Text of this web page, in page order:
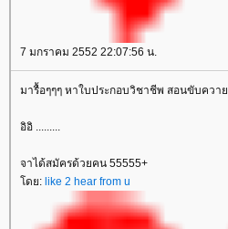
7 มกราคม 2552 22:07:56 น.
มารื้อๆๆๆ หาใบประกอบวิชาชีพ สอนขับควา
อิอิ .........
จาได้สมัครด้วยคน 55555+
ดย: like 2 hear from u